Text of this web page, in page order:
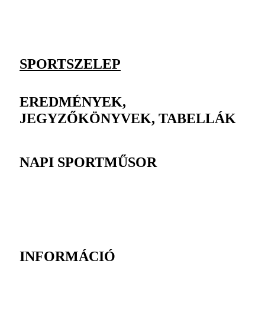
SPORTSZELEP
EREDMÉNYEK,
JEGYZŐKÖNYVEK, TABELLÁK
NAPI SPORTMŰSOR
INFORMÁCIÓ